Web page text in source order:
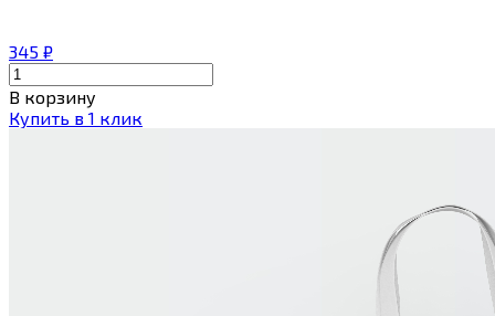
345 ₽
В корзину
Купить в 1 клик